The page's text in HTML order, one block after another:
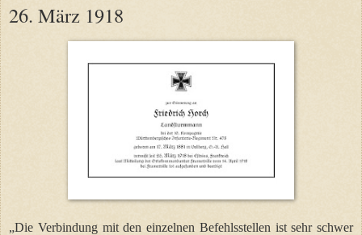
26. März 1918
„Die Verbindung mit den einzelnen Befehlsstellen ist sehr schwer